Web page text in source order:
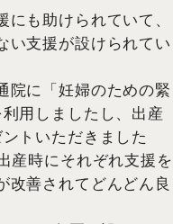
も助けられていて、
い支援が設けられてい
院に「妊婦のための緊
用しましたし、出産
トいただきました
産時にそれぞれ支援を
改善されてどんどん良